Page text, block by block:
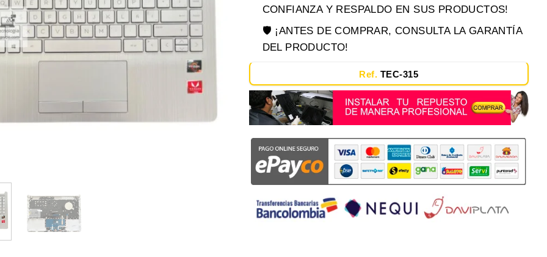
CONFIANZA Y RESPALDO EN SUS PRODUCTOS!
🛡️ ¡ANTES DE COMPRAR, CONSULTA LA GARANTÍA
DEL PRODUCTO!
Ref. TEC-315